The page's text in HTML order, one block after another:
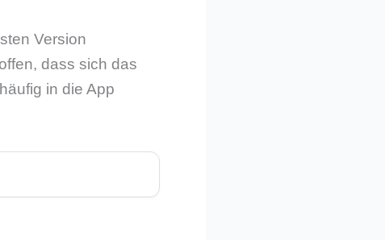
Version
dass sich das
in die App